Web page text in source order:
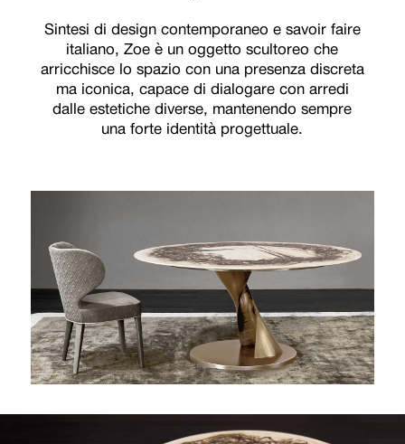
Sintesi di design contemporaneo e savoir faire
italiano, Zoe è un oggetto scultoreo che
arricchisce lo spazio con una presenza discreta
ma iconica, capace di dialogare con arredi
dalle estetiche diverse, mantenendo sempre
una forte identità progettuale.